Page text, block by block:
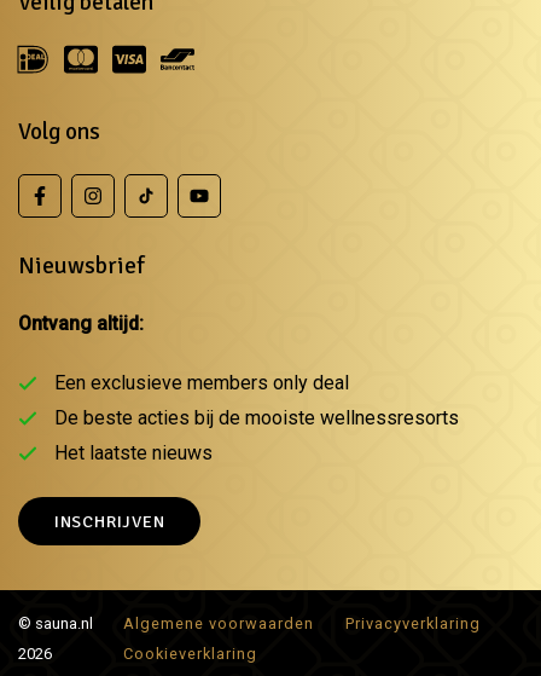
Volg ons
Nieuwsbrief
Ontvang altijd:
Een exclusieve members only deal
De beste acties bij de mooiste wellnessresorts
Het laatste nieuws
INSCHRIJVEN
© sauna.nl
2026
Algemene voorwaarden
Privacyverklaring
Cookieverklaring